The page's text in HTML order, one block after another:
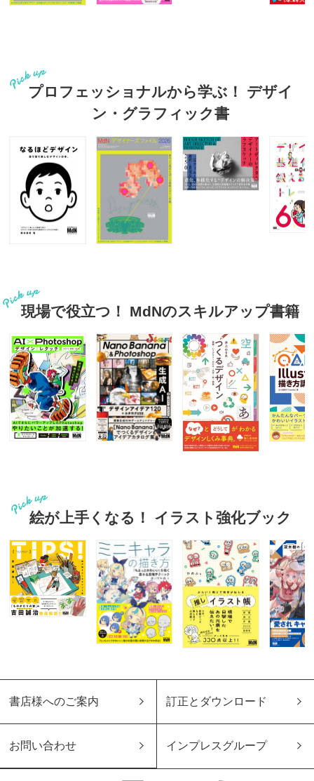
プロフェッショナルから学ぶ！ デザイ
ン・グラフィック書
現場で役立つ！ MdNのスキルアップ書籍
絵が上手くなる！ イラスト強化ブック
書店様へのご案内 訂正とダウンロード
お問い合わせ インプレスグループ